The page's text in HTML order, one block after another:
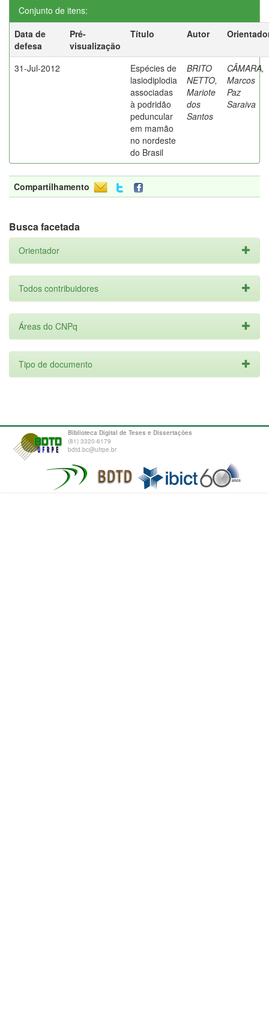
Conjunto de itens:
Data de
defesa
Pré-
visualização
Título Autor
31-Jul-2012
Espécies de
lasiodiplodia
associadas
à podridão
peduncular
em mamão
no nordeste
do Brasil
BRITO
NETTO,
Mariote
dos
Santos
CÂMARA,
Marcos
Paz
Saraiva
Compartilhamento
Busca facetada
Orientador
Todos contribuidores
Áreas do CNPq
Tipo de documento
Biblioteca Digital de Teses e Dissertações
(81) 3320-6179
bdtd.bc@ufrpe.br